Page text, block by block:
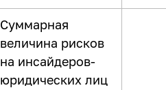
Суммарная
величина рисков
на инсайдеров-
юридических лиц